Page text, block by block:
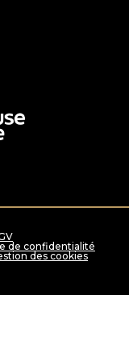
de confidentialité
des cookies